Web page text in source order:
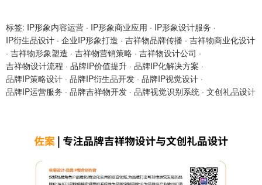
标签: IP形象内容运营 · IP形象商业应用 · IP形象设计服务 ·
IP衍生品设计 · 企业IP形象打造 · 吉祥物品牌传播 · 吉祥物商业化设计
· 吉祥物形象塑造 · 吉祥物营销策略 · 吉祥物设计公司 ·
吉祥物设计流程 · 品牌IP价值提升 · 品牌IP化解决方案 ·
品牌IP策略设计 · 品牌IP衍生品开发 · 品牌IP视觉设计 ·
品牌IP运营服务 · 品牌吉祥物开发 · 品牌视觉识别系统 · 文创礼品设计